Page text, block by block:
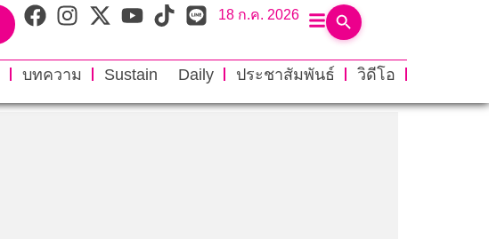
18 ก.ค. 2026
บทความ Sustain Daily ประชาสัมพันธ์
วิดีโอ